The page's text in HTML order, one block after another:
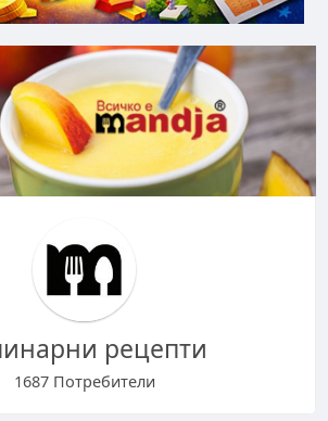
рецепти
1687 Потребители